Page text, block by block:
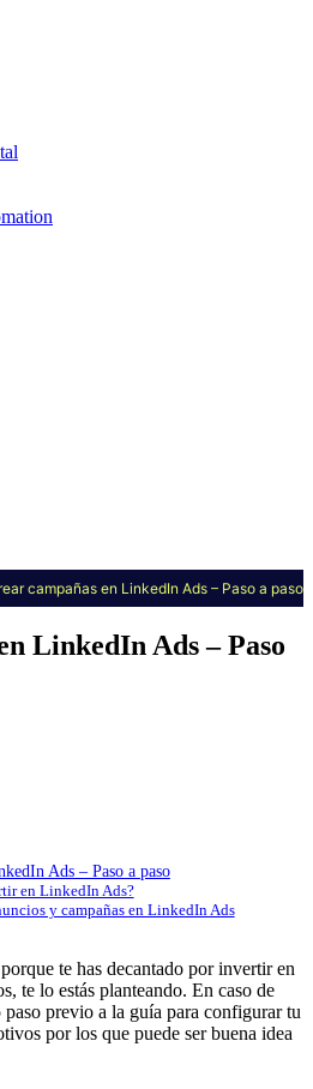
campañas en LinkedIn Ads – Paso a paso
LinkedIn Ads – Paso
Ads – Paso a paso
en LinkedIn Ads?
y campañas en LinkedIn Ads
te has decantado por invertir en
te lo estás planteando. En caso de
previo a la guía para configurar tu
por los que puede ser buena idea